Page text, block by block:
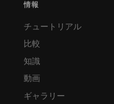
情報
チュートリアル
比較
知識
動画
ギャラリー